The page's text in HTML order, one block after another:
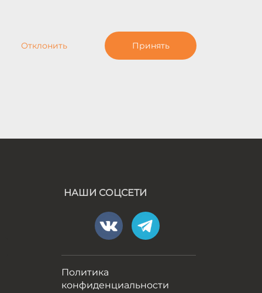
Отклонить Принять
НАШИ СОЦСЕТИ
Политика
конфиденциальности